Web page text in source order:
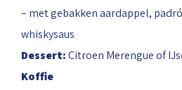
– met gebakken aardappel,
whiskysaus
Dessert:Citroen Merengue of
Koffie